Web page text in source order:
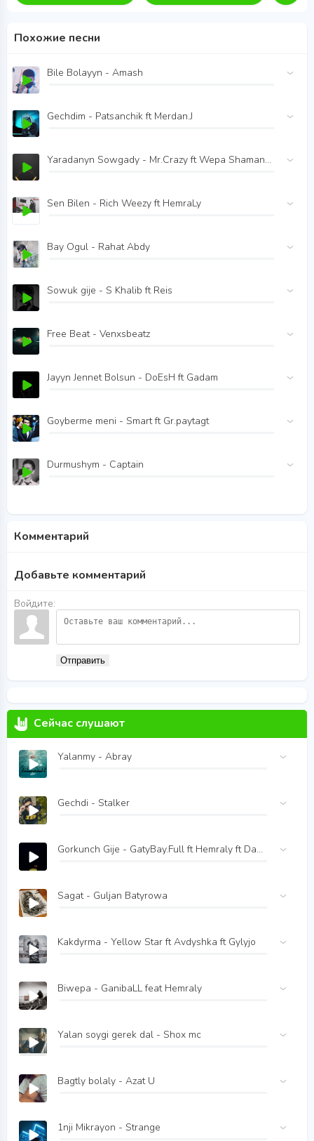
Похожие песни
Bile Bolayyn - Amash
Gechdim - Patsanchik ft Merdan.J
Yaradanyn Sowgady - Mr.Crazy ft Wepa Shamanew ft G Young
Sen Bilen - Rich Weezy ft HemraLy
Bay Ogul - Rahat Abdy
Sowuk gije - S Khalib ft Reis
Free Beat - Venxsbeatz
Jayyn Jennet Bolsun - DoEsH ft Gadam
Goyberme meni - Smart ft Gr.paytagt
Durmushym - Captain
Комментарий
Добавьте комментарий
Войдите:
Отправить
Сейчас слушают
Yalanmy - Abray
Gechdi - Stalker
Gorkunch Gije - GatyBay.Full ft Hemraly ft Daygo
Sagat - Guljan Batyrowa
Kakdyrma - Yellow Star ft Avdyshka ft Gylyjo
Biwepa - GanibaLL feat Hemraly
Yalan soygi gerek dal - Shox mc
Bagtly bolaly - Azat U
1nji Mikrayon - Strange